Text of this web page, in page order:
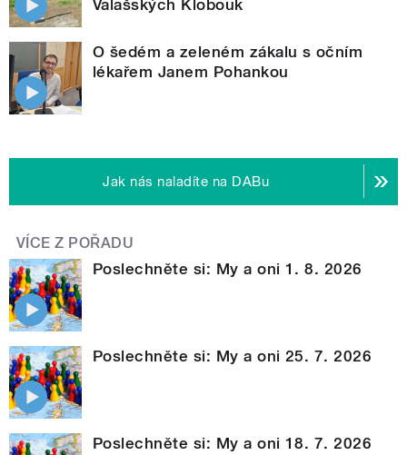
Valašských Klobouk
O šedém a zeleném zákalu s očním
lékařem Janem Pohankou
Jak nás naladíte na DABu
VÍCE Z POŘADU
Poslechněte si: My a oni 1. 8. 2026
Poslechněte si: My a oni 25. 7. 2026
Poslechněte si: My a oni 18. 7. 2026